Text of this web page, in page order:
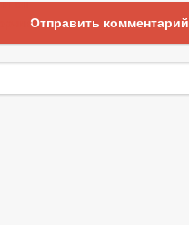
Отправить комментарий